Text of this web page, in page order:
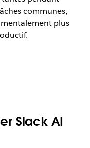
communes,
plus
Slack AI